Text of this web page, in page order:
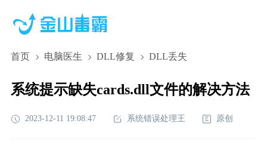
首页 电脑医生 DLL修复 DLL丢失
系统提示缺失cards.dll文件的解决方法
2023-12-11 19:08:47 系统错误处理王 原创